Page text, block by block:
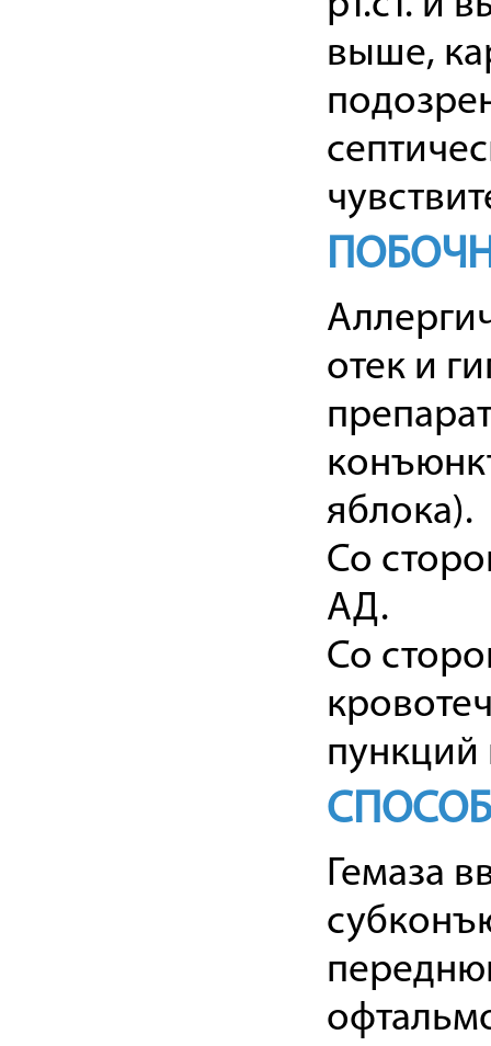
выше,
отек и
яблока).
Со
АД.
Со
пункций
Гемаза